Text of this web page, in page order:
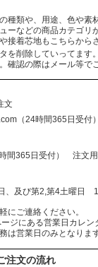
種類や、用途、色や素
ーなどの商品カテゴリ
接着芯地もこちらから
を削除していってます
確認の際はメール等で
文
（24時間365日受付）
間365日受付）
注文用
、及び第2,第4土曜日
にご連絡ください。
ジにある営業日カレン
は営業日のみとなります
注文の流れ